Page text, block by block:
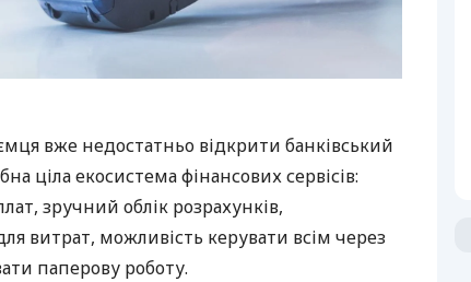
вже недостатньо відкрити банківський
ціла екосистема фінансових сервісів:
зручний облік розрахунків,
витрат, можливість керувати всім через
паперову роботу.